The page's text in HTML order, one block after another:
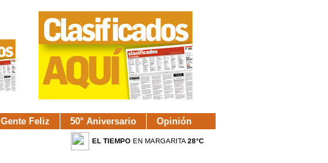
Gente Feliz 50° Aniversario Opinión
EL TIEMPOEN MARGARITA 28°C